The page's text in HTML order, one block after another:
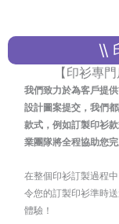
\\
【印衫專
我們致力於為客戶提
設計圖案提交，我們
款式，例如訂製印衫
業團隊將全程協助您
在整個印衫訂製過程
令您的訂製印衫準時
體驗！